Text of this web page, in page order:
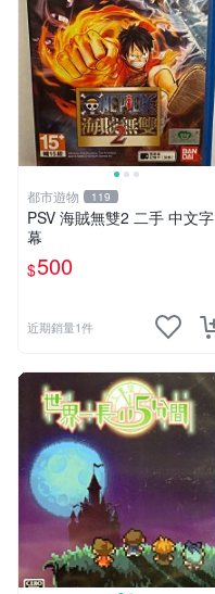
都市遊物 119
PSV 海賊無雙2 二手 中文字
幕
$500
近期銷量1件